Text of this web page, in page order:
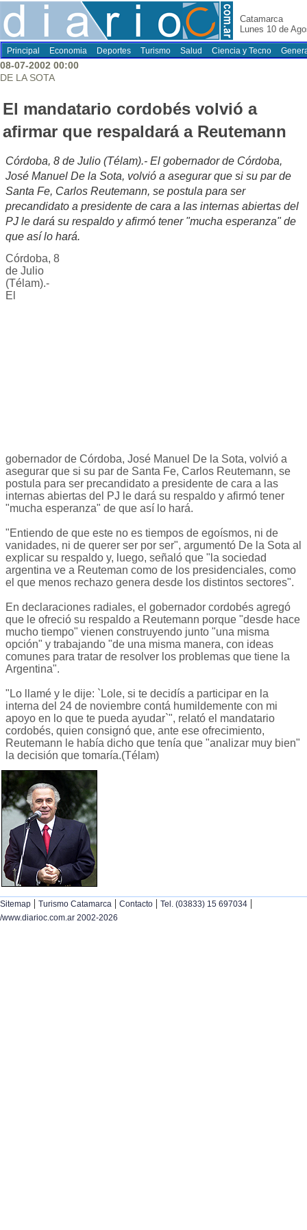
Catamarca
Lunes 10 de
Principal Economia Deportes Turismo Salud Ciencia y Tecno
08-07-2002 00:00
DE LA SOTA
El mandatario cordobés volvió a
afirmar que respaldará a Reutemann
Córdoba, 8 de Julio (Télam).- El gobernador de Córdoba,
José Manuel De la Sota, volvió a asegurar que si su par de
Santa Fe, Carlos Reutemann, se postula para ser
precandidato a presidente de cara a las internas abiertas del
PJ le dará su respaldo y afirmó tener "mucha esperanza" de
que así lo hará.
Córdoba, 8
de Julio
(Télam).-
El
gobernador de Córdoba, José Manuel De la Sota, volvió a
asegurar que si su par de Santa Fe, Carlos Reutemann, se
postula para ser precandidato a presidente de cara a las
internas abiertas del PJ le dará su respaldo y afirmó tener
"mucha esperanza" de que así lo hará.
"Entiendo de que este no es tiempos de egoísmos, ni de
vanidades, ni de querer ser por ser", argumentó De la Sota al
explicar su respaldo y, luego, señaló que "la sociedad
argentina ve a Reuteman como de los presidenciales, como
el que menos rechazo genera desde los distintos sectores".
En declaraciones radiales, el gobernador cordobés agregó
que le ofreció su respaldo a Reutemann porque "desde hace
mucho tiempo" vienen construyendo junto "una misma
opción" y trabajando "de una misma manera, con ideas
comunes para tratar de resolver los problemas que tiene la
Argentina".
"Lo llamé y le dije: `Lole, si te decidís a participar en la
interna del 24 de noviembre contá humildemente con mi
apoyo en lo que te pueda ayudar`", relató el mandatario
cordobés, quien consignó que, ante ese ofrecimiento,
Reutemann le había dicho que tenía que "analizar muy bien"
la decisión que tomaría.(Télam)
Sitemap | Turismo Catamarca | Contacto | Tel. (03833) 15 697034 |
/www.diarioc.com.ar 2002-2026